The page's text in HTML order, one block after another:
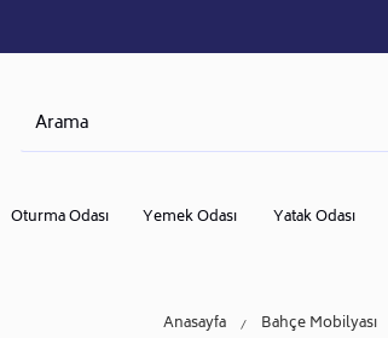
Oturma Odası Yemek Odası Yatak Odası
Anasayfa Bahçe Mobilyası